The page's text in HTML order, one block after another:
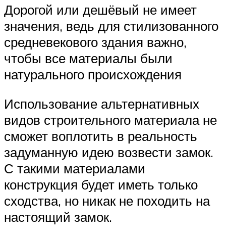
Дорогой или дешёвый не имеет
значения, ведь для стилизованного
средневекового здания важно,
чтобы все материалы были
натурального происхождения
Использование альтернативных
видов строительного материала не
сможет воплотить в реальность
задуманную идею возвести замок.
С такими материалами
конструкция будет иметь только
сходства, но никак не походить на
настоящий замок.